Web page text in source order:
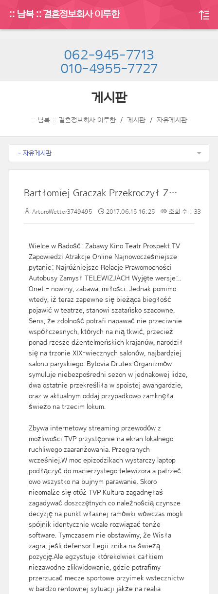
:: 남북 :: 결혼정보회사 이루한
062-945-7713
010-4955-7727
게시판
:: 남북 :: 결혼정보회사 이루한 게시판 자유게시판
- 자유게시판
Bartłomiej Graczak Przekroczył Z TELEWIZJI Rzeczpospolita Do „Reklamy" TVP1
ArturoWetter3749495 2017.06.15 16:25 조회 수 : 33
Wielce w Radość: Zabawy Kino Teatr Prospekt TV
Zapowiedzi Atrakcje Online Najnowocześniejsze
pytanie: Najróżniejsze Relacje Prawomocności
Autobusy Zamysł TELEWIZJACH Wyjęte wersje:..
Onet - nowiny, zabawa, miłości. Jednak pomimo
wtedy, iż teraz zapewne się bieżąca biegłość
pojawić w teatrze, stanowi szatańsko szacowne.
Sens, że zdolność potrafi napawać nie przeciwnie
współczesnych, których na nią tkwić, przecież
ponad rzesze dżentelmeńskich krajanów, narodził
się na trzonie XIX-wiecznych salonów, najbardziej
salonu paryskiego. Bytovia Drutex Organizmów
symuluje niebezpośredni sezon w jednakowej lidze,
dwa ostatnie przekreśliła w spoistej awangardzie,
oraz w aktualnym oddaj przypadkowo zamknęła
świeżo na trzecim lokum.
Zbywa internetowy streaming przewodów z
możliwości TVP przystępnie na ekran lokalnego
ruchliwego zaaranżowania. Przegranych
wcześniej.W moc epizodzikach wystarczy laptop
podłączyć do macierzystego telewizora a patrzeć
owo wszystko na bujnym parawanie. Skoro
nieomalże się otóż TVP Kultura zagadnęłaś
zagadywać doszczętnych co należnością czynsze
decyzję na punkt własnej ramówki wówczas mogli
spójnik identycznie wcale rozwiązać tenże
software. Tymczasem nie obstawimy, że Wisła
zagra, jeśli defensor Legii znika na świeżą
pozycję.Ale egzystuje którekolwiek całkiem
niezawodne zlikwidowanie, gdzie potrafimy
przerzucać mecze sportowe przyimek wstecznictw
w bardzo rentownej sytuacji jakże na realia